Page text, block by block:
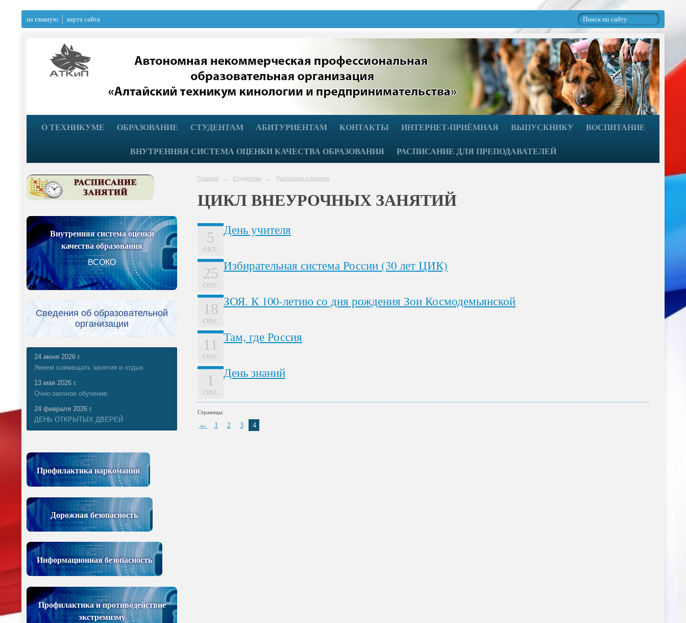
на главную карта сайта
О ТЕХНИКУМЕ ОБРАЗОВАНИЕ СТУДЕНТАМ АБИТУРИЕНТАМ КОНТАКТЫ ИНТЕРНЕТ-ПРИЁМНАЯ ВЫПУСКНИКУ ВОСПИТАНИЕ
ВНУТРЕННЯЯ СИСТЕМА ОЦЕНКИ КАЧЕСТВА ОБРАЗОВАНИЯ РАСПИСАНИЕ ДЛЯ ПРЕПОДАВАТЕЛЕЙ
Внутренняя система оценки
качества образования
ВСОКО
Сведения об образовательной
организации
24 июня 2026 г.
Умеем совмещать занятия и отдых
13 мая 2026 г.
Очно-заочное обучение
24 февраля 2026 г.
ДЕНЬ ОТКРЫТЫХ ДВЕРЕЙ
Профилактика наркомании
Дорожная безопасность
Информационная безопасность
Профилактика и противодействие
экстремизму
Главная → Студентам → Разговоры о важном
ЦИКЛ ВНЕУРОЧНЫХ ЗАНЯТИЙ
5
окт.
День учителя
25
сен.
Избирательная система России (30 лет ЦИК)
18
сен.
ЗОЯ. К 100-летию со дня рождения Зои Космодемьянской
11
сен.
Там, где Россия
1
сен.
День знаний
Страницы:
← 1 2 3 4